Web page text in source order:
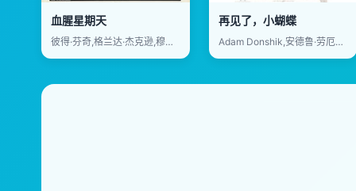
血腥星期天
彼得·芬奇,格兰达·杰克逊,穆雷·海德,佩吉·阿什克罗福特,托尼·布里顿,莫里斯·德纳姆,贝茜·洛芙,维维安·皮克尔斯,弗兰克·温莎,理查德·皮尔森,茱恩·布朗,Marie Burke,卡罗琳·布莱奇斯顿,道格拉斯·兰伯特,乔·芬奇,罗素·刘易斯,罗伯特·里耶蒂,Edward Evans,加布丽埃勒·达耶,理查德·隆克瑞恩,Royce Mills,安·弗班克,John Warner,奈珂·阿瑞吉,唐纳德·桑普特,Esta Charkham,海伦·林赛,丹尼尔·戴-刘易斯,默里·卡什,裴特拉·马克汉姆
再见了，小蝴蝶
Adam Donshik,安德鲁·劳厄尔,Marie Burke